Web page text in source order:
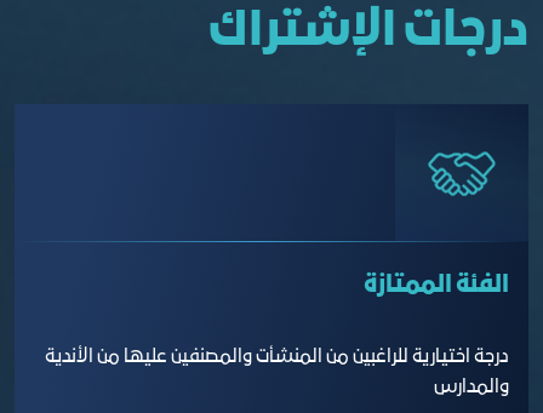
درجات الإشتراك
الفئة الممتازة
درجة اختيارية للراغبين من المنشأت والمصنفين عليها من الأندية
والمدارس